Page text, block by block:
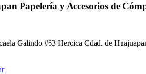
Papelería y Accesorios de
Galindo #63 Heroica Cdad. de